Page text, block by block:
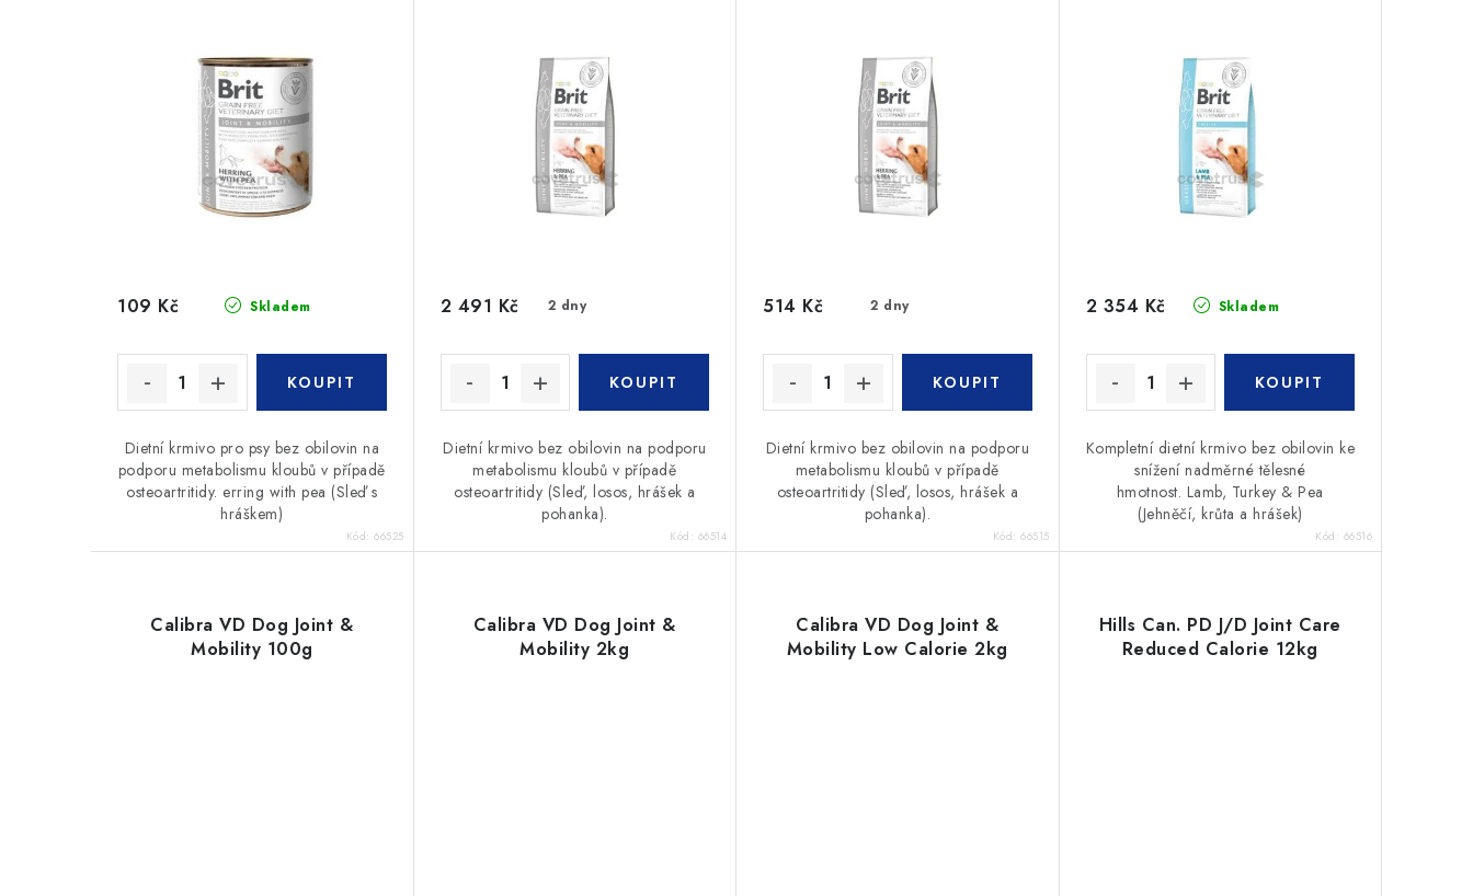
Skladem
109 Kč
Dietní krmivo pro psy bez obilovin na
podporu metabolismu kloubů v případě
osteoartritidy. erring with pea (Sleď s
hráškem)
Kód: 66525
2 dny
2 491 Kč
Dietní krmivo bez obilovin na podporu
metabolismu kloubů v případě
osteoartritidy (Sleď, losos, hrášek a
pohanka).
Kód: 66514
2 dny
514 Kč
Dietní krmivo bez obilovin na podporu
metabolismu kloubů v případě
osteoartritidy (Sleď, losos, hrášek a
pohanka).
Kód: 66515
Skladem
2 354 Kč
Kompletní dietní krmivo bez obilovin ke
snížení nadměrné tělesné
hmotnost. Lamb, Turkey & Pea
(Jehněčí, krůta a hrášek)
Kód: 66516
Calibra VD Dog Joint &
Mobility 100g
Calibra VD Dog Joint &
Mobility 2kg
Calibra VD Dog Joint &
Mobility Low Calorie 2kg
Hills Can. PD J/D Joint Care
Reduced Calorie 12kg